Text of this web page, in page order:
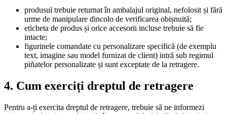
produsul trebuie returnat în ambalajul original, nefolosit și fără
urme de manipulare dincolo de verificarea obișnuită;
eticheta de produs și orice accesorii incluse trebuie să fie
intacte;
figurinele comandate cu personalizare specifică (de exemplu
text, imagine sau model furnizat de client) intră sub regimul
piñatelor personalizate și sunt exceptate de la retragere.
4. Cum exerciți dreptul de retragere
Pentru a-ți exercita dreptul de retragere, trebuie să ne informezi